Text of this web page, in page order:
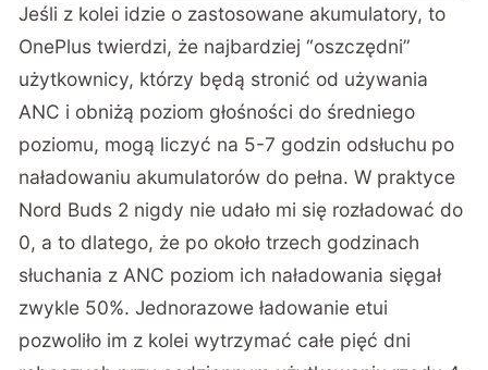
Jeśli z kolei idzie o zastosowane akumulatory, to
OnePlus twierdzi, że najbardziej “oszczędni”
użytkownicy, którzy będą stronić od używania
ANC i obniżą poziom głośności do średniego
poziomu, mogą liczyć na 5-7 godzin odsłuchu po
naładowaniu akumulatorów do pełna. W praktyce
Nord Buds 2 nigdy nie udało mi się rozładować do
0, a to dlatego, że po około trzech godzinach
słuchania z ANC poziom ich naładowania sięgał
zwykle 50%. Jednorazowe ładowanie etui
pozwoliło im z kolei wytrzymać całe pięć dni